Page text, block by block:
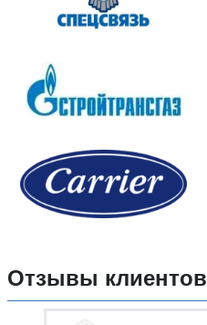
Отзывы клиентов